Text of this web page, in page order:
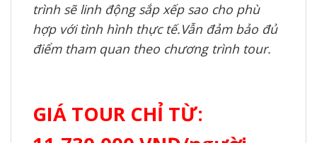
trình sẽ linh động sắp xếp sao cho phù
hợp với tình hình thực tế.Vẫn đảm bảo đủ
điểm tham quan theo chương trình tour.
GIÁ TOUR CHỈ TỪ: